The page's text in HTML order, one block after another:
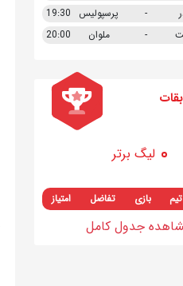
- پرسپولیس
19:30
- ملوان 20:00
لیگ برتر
بازی تفاضل امتیاز
جدول کامل